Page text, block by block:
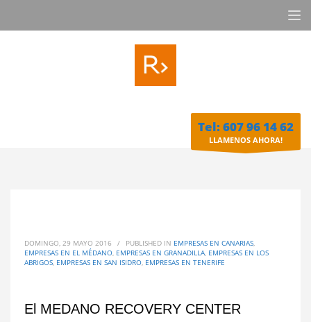
Tel: 607 96 14 62
LLAMENOS AHORA!
DOMINGO, 29 MAYO 2016 / PUBLISHED IN EMPRESAS EN CANARIAS,
EMPRESAS EN EL MÉDANO, EMPRESAS EN GRANADILLA, EMPRESAS EN LOS
ABRIGOS, EMPRESAS EN SAN ISIDRO, EMPRESAS EN TENERIFE
El MEDANO RECOVERY CENTER